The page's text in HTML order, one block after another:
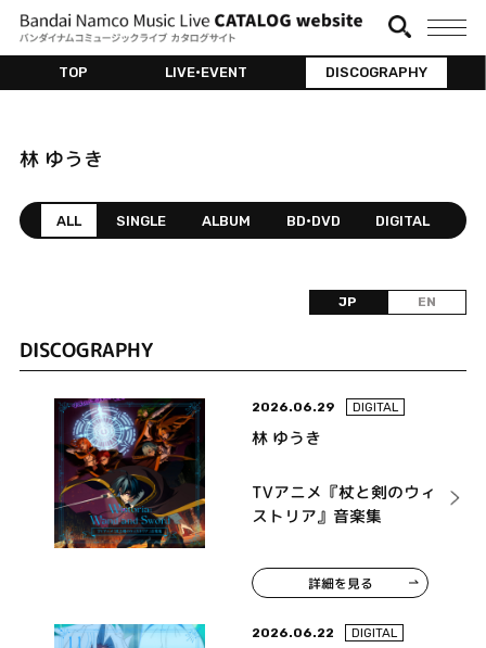
TOP LIVE•EVENT DISCOGRAPHY
林 ゆうき
ALL SINGLE ALBUM BD•DVD DIGITAL
JP EN
DISCOGRAPHY
2026.06.29 DIGITAL
林 ゆうき
TVアニメ『杖と剣のウィ
ストリア』音楽集
詳細を見る
2026.06.22 DIGITAL